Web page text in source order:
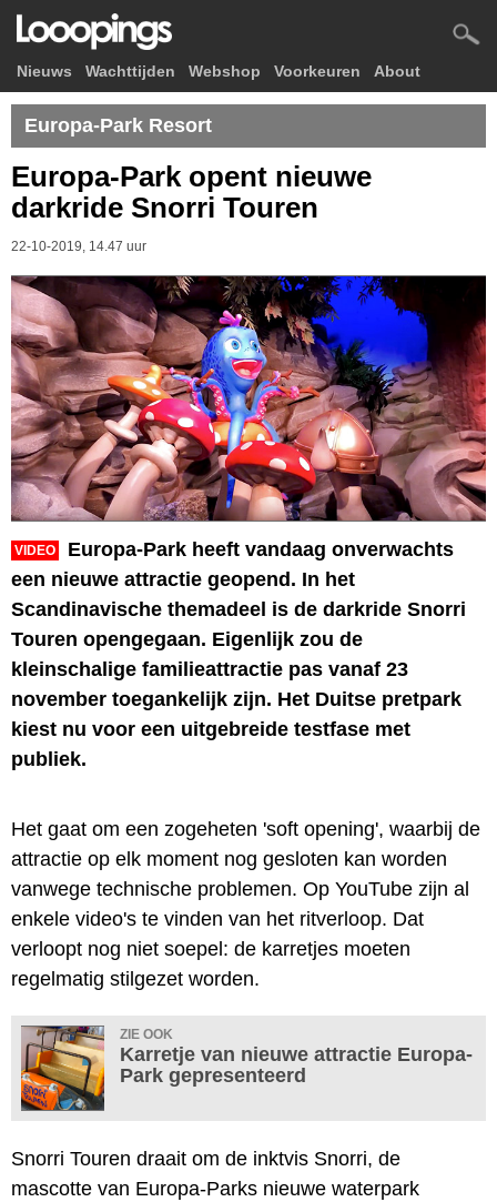
Nieuws Wachttijden Webshop Voorkeuren About
Europa-Park Resort
Europa-Park opent nieuwe
darkride Snorri Touren
22-10-2019, 14.47 uur
VIDEO
Europa-Park heeft vandaag onverwachts
een nieuwe attractie geopend. In het
Scandinavische themadeel is de darkride Snorri
Touren opengegaan. Eigenlijk zou de
kleinschalige familieattractie pas vanaf 23
november toegankelijk zijn. Het Duitse pretpark
kiest nu voor een uitgebreide testfase met
publiek.
Het gaat om een zogeheten 'soft opening', waarbij de
attractie op elk moment nog gesloten kan worden
vanwege technische problemen. Op YouTube zijn al
enkele video's te vinden van het ritverloop. Dat
verloopt nog niet soepel: de karretjes moeten
regelmatig stilgezet worden.
ZIE OOK
Karretje van nieuwe attractie Europa-
Park gepresenteerd
Snorri Touren draait om de inktvis Snorri, de
mascotte van Europa-Parks nieuwe waterpark